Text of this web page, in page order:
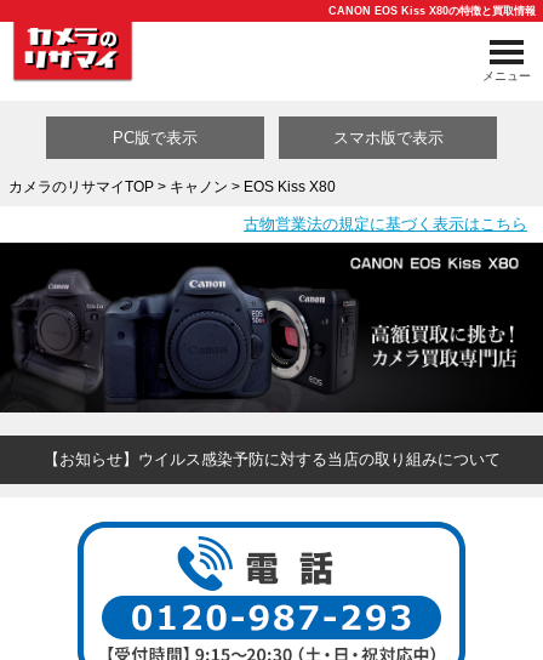
CANON EOS Kiss X80の特徴と買取情報
メニュー
買取カテゴリ一覧
PC版で表示 スマホ版で表示
カメラのリサマイTOP> キャノン > EOS Kiss X80
古物営業法の規定に基づく表示はこちら
【お知らせ】ウイルス感染予防に対する当店の取り組みについて